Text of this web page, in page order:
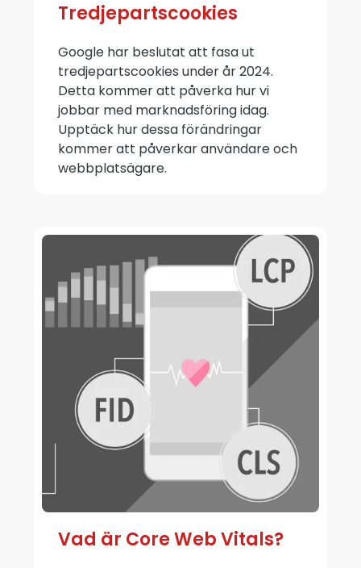
Tredjepartscookies
Google har beslutat att fasa ut
tredjepartscookies under år 2024.
Detta kommer att påverka hur vi
jobbar med marknadsföring idag.
Upptäck hur dessa förändringar
kommer att påverkar användare och
webbplatsägare.
Vad är Core Web Vitals?